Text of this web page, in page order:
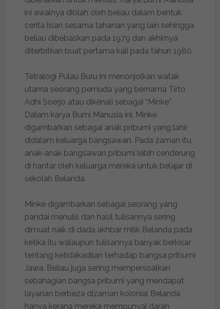
ini awalnya diolah oleh beliau dalam bentuk
cerita lisan sesama tahanan yang lain sehingga
beliau dibebaskan pada 1979 dan akhirnya
diterbitkan buat pertama kali pada tahun 1980.
Tetralogi Pulau Buru ini menonjolkan watak
utama seorang pemuda yang bernama Tirto
Adhi Soerjo atau dikenali sebagai “Minke”.
Dalam karya Bumi Manusia ini, Minke
digambarkan sebagai anak pribumi yang lahir
didalam keluarga bangsawan. Pada zaman itu,
anak-anak bangsawan pribumi lebih cenderung
di hantar oleh keluarga mereka untuk belajar di
sekolah Belanda.
Minke digambarkan sebagai seorang yang
pandai menulis dan hasil tulisannya sering
dimuat naik di dada akhbar milik Belanda pada
ketika itu walaupun tulisannya banyak berkisar
tentang ketidakadilan terhadap bangsa pribumi
Jawa. Beliau juga sering mempersoalkan
sebahagian bangsa pribumi yang mendapat
layanan berbeza dizaman kolonial Belanda
hanya kerana mereka mempunyai darah